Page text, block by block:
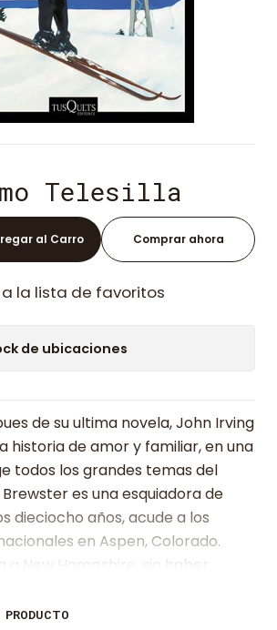
Telesilla
al Carro Comprar ahora
la lista de favoritos
de ubicaciones
de su ultima novela, John Irving
historia de amor y familiar, en una
todos los grandes temas del
es una esquiadora de
dieciocho años, acude a los
en Aspen, Colorado.
a New Hampshire, sin haber
medalla, esta embarazada. El
de esta novela,